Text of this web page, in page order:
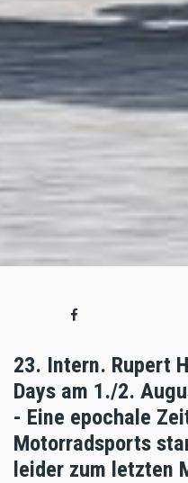
23. Intern. Rupert
Days am 1./2.
- Eine epochale
Motorradsports
leider zum letzten